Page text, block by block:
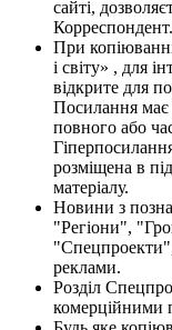
сайті,
При
і світу» , для
відкрите для
Посилання має
повного або
розміщена в
матеріалу.
Новини з
"Регіони",
реклами.
Розділ
комерційними